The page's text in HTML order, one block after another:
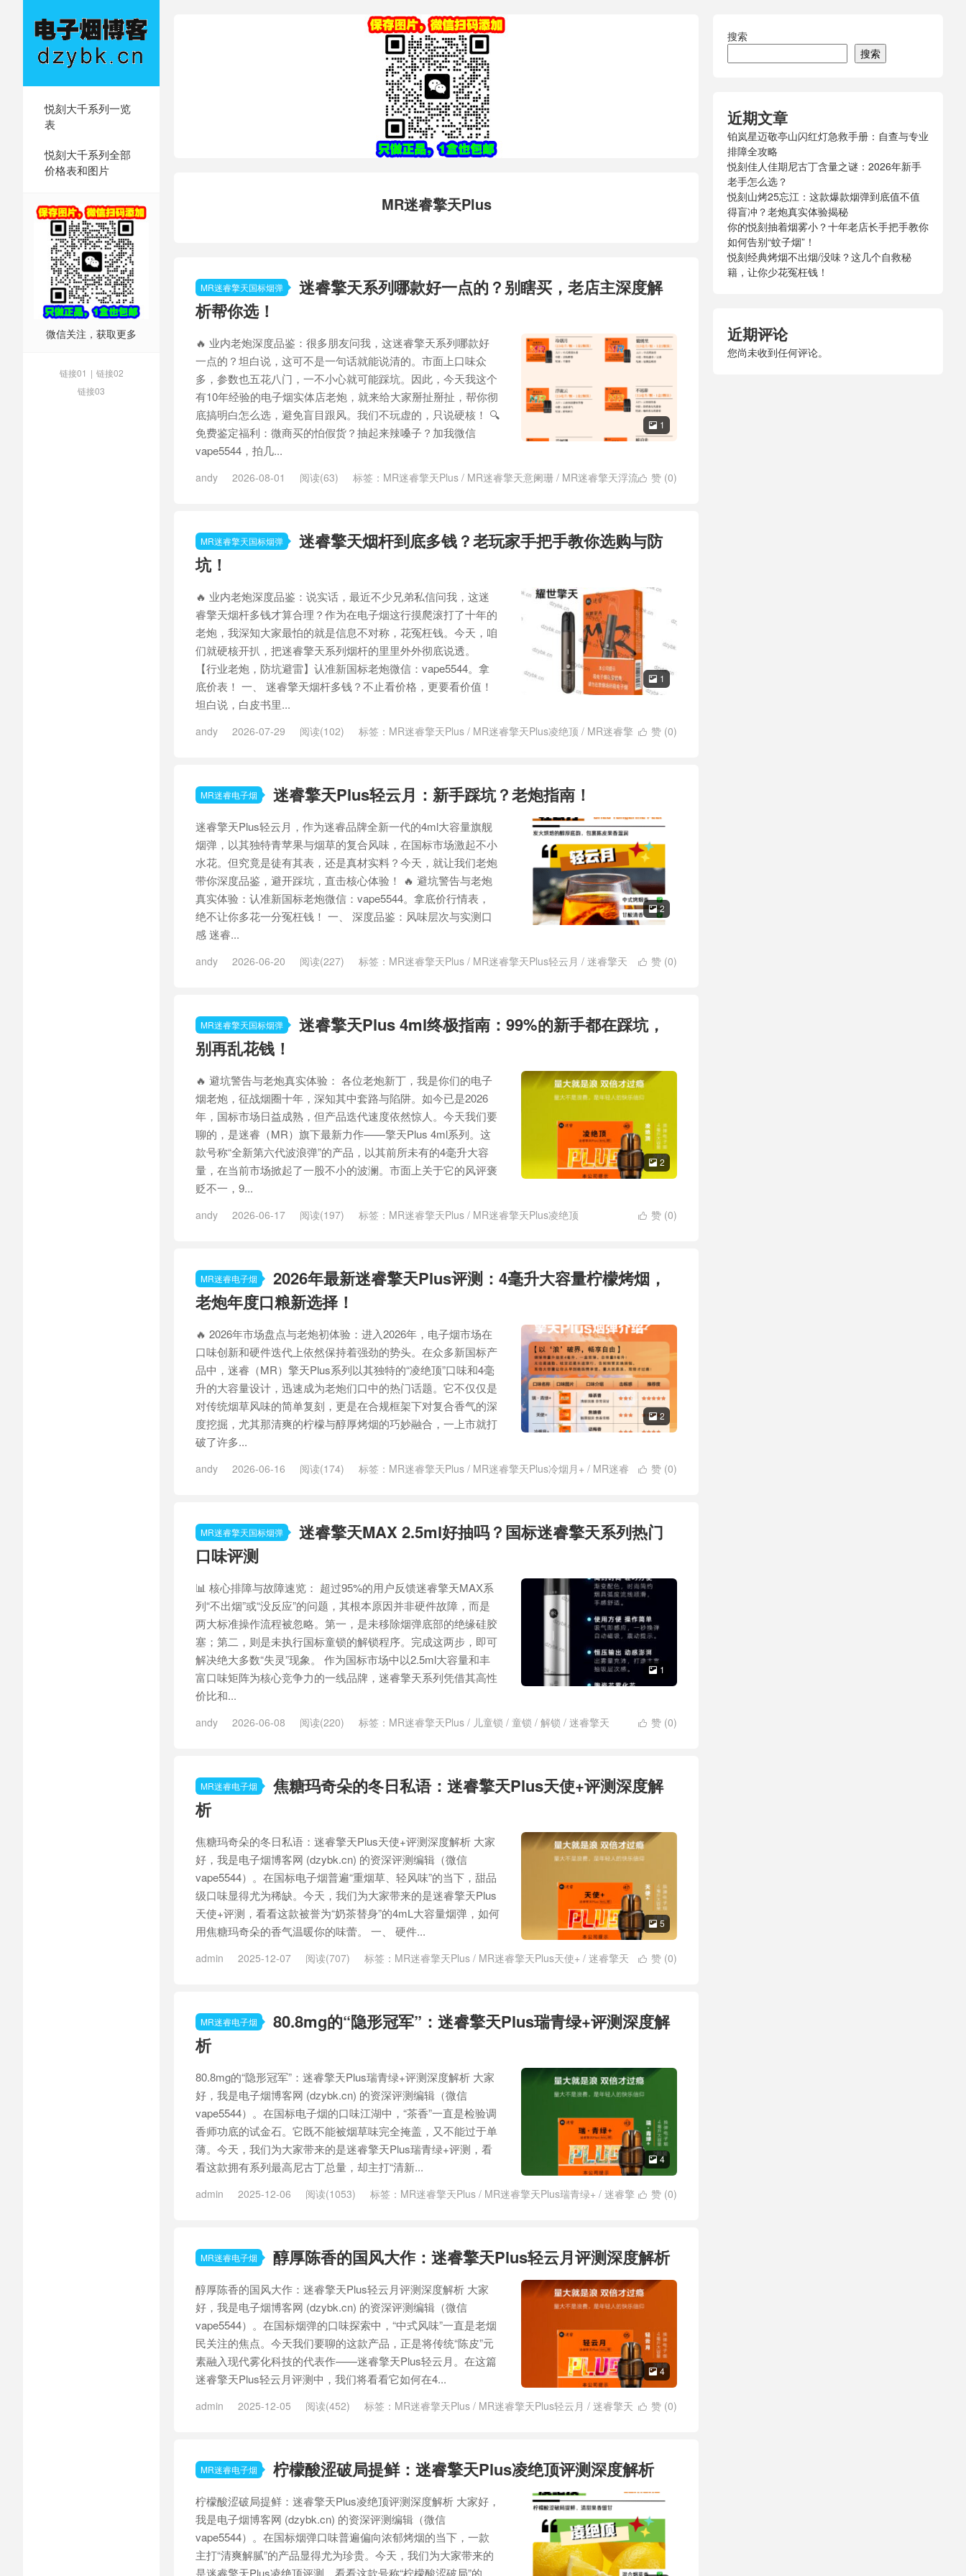
悦刻大千系列一览
表
悦刻大千系列全部
价格表和图片
微信关注，获取更多
链接01 | 链接02
链接03
MR迷睿擎天Plus
MR迷睿擎天国标烟弹
迷睿擎天系列哪款好一点的？别瞎买，老店主深度解
析帮你选！
 1
🔥 业内老炮深度品鉴：很多朋友问我，这迷睿擎天系列哪款好
一点的？坦白说，这可不是一句话就能说清的。市面上口味众
多，参数也五花八门，一不小心就可能踩坑。因此，今天我这个
有10年经验的电子烟实体店老炮，就来给大家掰扯掰扯，帮你彻
底搞明白怎么选，避免盲目跟风。我们不玩虚的，只说硬核！ 🔍
免费鉴定福利：微商买的怕假货？抽起来辣嗓子？加我微信
vape5544，拍几...
 赞 (0)
andy 2026-08-01 阅读(63) 标签： MR迷睿擎天Plus / MR迷睿擎天意阑珊 / MR迷睿擎天浮流
MR迷睿擎天国标烟弹
迷睿擎天烟杆到底多钱？老玩家手把手教你选购与防
坑！
 1
🔥 业内老炮深度品鉴：说实话，最近不少兄弟私信问我，这迷
睿擎天烟杆多钱才算合理？作为在电子烟这行摸爬滚打了十年的
老炮，我深知大家最怕的就是信息不对称，花冤枉钱。今天，咱
们就硬核开扒，把迷睿擎天系列烟杆的里里外外彻底说透。
【行业老炮，防坑避雷】认准新国标老炮微信：vape5544。拿
底价表！ 一、 迷睿擎天烟杆多钱？不止看价格，更要看价值！
坦白说，白皮书里...
 赞 (0)
andy 2026-07-29 阅读(102) 标签： MR迷睿擎天Plus / MR迷睿擎天Plus凌绝顶 / MR迷睿擎
MR迷睿电子烟 迷睿擎天Plus轻云月：新手踩坑？老炮指南！
 2
迷睿擎天Plus轻云月，作为迷睿品牌全新一代的4ml大容量旗舰
烟弹，以其独特青苹果与烟草的复合风味，在国标市场激起不小
水花。但究竟是徒有其表，还是真材实料？今天，就让我们老炮
带你深度品鉴，避开踩坑，直击核心体验！ 🔥 避坑警告与老炮
真实体验：认准新国标老炮微信：vape5544。拿底价行情表，
绝不让你多花一分冤枉钱！ 一、 深度品鉴：风味层次与实测口
感 迷睿...
 赞 (0)
andy 2026-06-20 阅读(227) 标签： MR迷睿擎天Plus / MR迷睿擎天Plus轻云月 / 迷睿擎天
MR迷睿擎天国标烟弹
迷睿擎天Plus 4ml终极指南：99%的新手都在踩坑，
别再乱花钱！
 2
🔥 避坑警告与老炮真实体验： 各位老炮新丁，我是你们的电子
烟老炮，征战烟圈十年，深知其中套路与陷阱。如今已是2026
年，国标市场日益成熟，但产品迭代速度依然惊人。今天我们要
聊的，是迷睿（MR）旗下最新力作——擎天Plus 4ml系列。这
款号称“全新第六代波浪弹”的产品，以其前所未有的4毫升大容
量，在当前市场掀起了一股不小的波澜。市面上关于它的风评褒
贬不一，9...
 赞 (0)
andy 2026-06-17 阅读(197) 标签： MR迷睿擎天Plus / MR迷睿擎天Plus凌绝顶
MR迷睿电子烟
2026年最新迷睿擎天Plus评测：4毫升大容量柠檬烤烟，
老炮年度口粮新选择！
 2
🔥 2026年市场盘点与老炮初体验：进入2026年，电子烟市场在
口味创新和硬件迭代上依然保持着强劲的势头。在众多新国标产
品中，迷睿（MR）擎天Plus系列以其独特的“凌绝顶”口味和4毫
升的大容量设计，迅速成为老炮们口中的热门话题。它不仅仅是
对传统烟草风味的简单复刻，更是在合规框架下对复合香气的深
度挖掘，尤其那清爽的柠檬与醇厚烤烟的巧妙融合，一上市就打
破了许多...
 赞 (0)
andy 2026-06-16 阅读(174) 标签： MR迷睿擎天Plus / MR迷睿擎天Plus冷烟月+ / MR迷睿
MR迷睿擎天国标烟弹
迷睿擎天MAX 2.5ml好抽吗？国标迷睿擎天系列热门
口味评测
 1
📊 核心排障与故障速览： 超过95%的用户反馈迷睿擎天MAX系
列“不出烟”或“没反应”的问题，其根本原因并非硬件故障，而是
两大标准操作流程被忽略。第一，是未移除烟弹底部的绝缘硅胶
塞；第二，则是未执行国标童锁的解锁程序。完成这两步，即可
解决绝大多数“失灵”现象。 作为国标市场中以2.5ml大容量和丰
富口味矩阵为核心竞争力的一线品牌，迷睿擎天系列凭借其高性
价比和...
 赞 (0)
andy 2026-06-08 阅读(220) 标签： MR迷睿擎天Plus / 儿童锁 / 童锁 / 解锁 / 迷睿擎天
MR迷睿电子烟
焦糖玛奇朵的冬日私语：迷睿擎天Plus天使+评测深度解
析
 5
焦糖玛奇朵的冬日私语：迷睿擎天Plus天使+评测深度解析 大家
好，我是电子烟博客网 (dzybk.cn) 的资深评测编辑（微信
vape5544）。在国标电子烟普遍“重烟草、轻风味”的当下，甜品
级口味显得尤为稀缺。今天，我们为大家带来的是迷睿擎天Plus
天使+评测，看看这款被誉为“奶茶替身”的4mL大容量烟弹，如何
用焦糖玛奇朵的香气温暖你的味蕾。 一、 硬件...
 赞 (0)
admin 2025-12-07 阅读(707) 标签： MR迷睿擎天Plus / MR迷睿擎天Plus天使+ / 迷睿擎天
MR迷睿电子烟
80.8mg的“隐形冠军”：迷睿擎天Plus瑞青绿+评测深度解
析
 4
80.8mg的“隐形冠军”：迷睿擎天Plus瑞青绿+评测深度解析 大家
好，我是电子烟博客网 (dzybk.cn) 的资深评测编辑（微信
vape5544）。在国标电子烟的口味江湖中，“茶香”一直是检验调
香师功底的试金石。它既不能被烟草味完全掩盖，又不能过于单
薄。今天，我们为大家带来的是迷睿擎天Plus瑞青绿+评测，看
看这款拥有系列最高尼古丁总量，却主打“清新...
 赞 (0)
admin 2025-12-06 阅读(1053) 标签： MR迷睿擎天Plus / MR迷睿擎天Plus瑞青绿+ / 迷睿擎
MR迷睿电子烟 醇厚陈香的国风大作：迷睿擎天Plus轻云月评测深度解析
 4
醇厚陈香的国风大作：迷睿擎天Plus轻云月评测深度解析 大家
好，我是电子烟博客网 (dzybk.cn) 的资深评测编辑（微信
vape5544）。在国标烟弹的口味探索中，“中式风味”一直是老烟
民关注的焦点。今天我们要聊的这款产品，正是将传统“陈皮”元
素融入现代雾化科技的代表作——迷睿擎天Plus轻云月。在这篇
迷睿擎天Plus轻云月评测中，我们将看看它如何在4...
 赞 (0)
admin 2025-12-05 阅读(452) 标签： MR迷睿擎天Plus / MR迷睿擎天Plus轻云月 / 迷睿擎天
MR迷睿电子烟 柠檬酸涩破局提鲜：迷睿擎天Plus凌绝顶评测深度解析
柠檬酸涩破局提鲜：迷睿擎天Plus凌绝顶评测深度解析 大家好，
我是电子烟博客网 (dzybk.cn) 的资深评测编辑（微信
vape5544）。在国标烟弹口味普遍偏向浓郁烤烟的当下，一款
主打“清爽解腻”的产品显得尤为珍贵。今天，我们为大家带来的
是迷睿擎天Plus凌绝顶评测，看看这款号称“柠檬酸涩破局”的
搜索
搜索
近期文章
铂岚星迈敬亭山闪红灯急救手册：自查与专业
排障全攻略
悦刻佳人佳期尼古丁含量之谜：2026年新手
老手怎么选？
悦刻山烤25忘江：这款爆款烟弹到底值不值
得盲冲？老炮真实体验揭秘
你的悦刻抽着烟雾小？十年老店长手把手教你
如何告别“蚊子烟”！
悦刻经典烤烟不出烟/没味？这几个自救秘
籍，让你少花冤枉钱！
近期评论
您尚未收到任何评论。